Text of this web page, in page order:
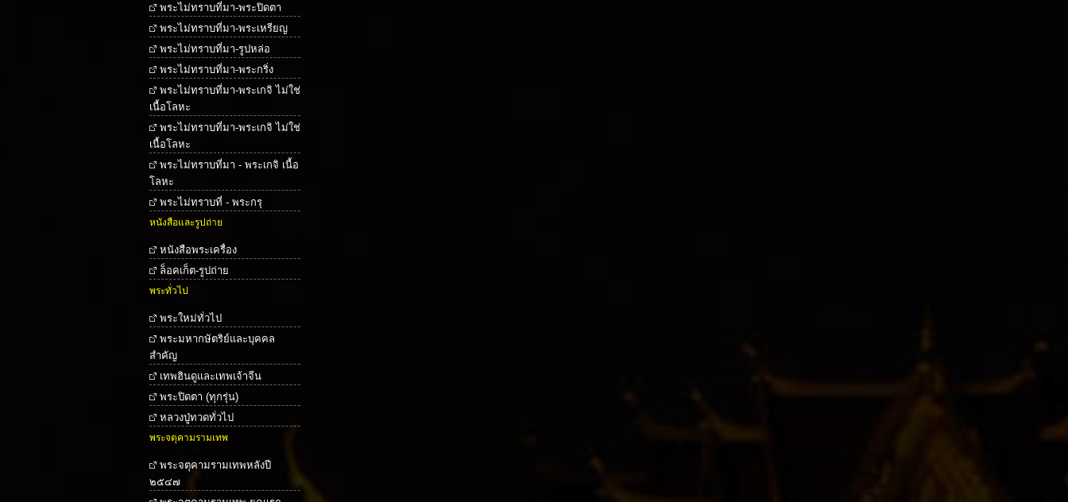
พระไม่ทราบที่มา-พระปิดตา
พระไม่ทราบที่มา-พระเหรียญ
พระไม่ทราบที่มา-รูปหล่อ
พระไม่ทราบที่มา-พระกริ่ง
พระไม่ทราบที่มา-พระเกจิ ไม่ใช่
เนื้อโลหะ
พระไม่ทราบที่มา-พระเกจิ ไม่ใช่
เนื้อโลหะ
พระไม่ทราบที่มา - พระเกจิ เนื้อ
โลหะ
พระไม่ทราบที่ - พระกรุ
หนังสือและรูปถ่าย
หนังสือพระเครื่อง
ล็อคเก็ต-รูปถ่าย
พระทั่วไป
พระใหม่ทั่วไป
พระมหากษัตริย์และบุคคล
สำคัญ
เทพฮินดูและเทพเจ้าจีน
พระปิดตา (ทุกรุ่น)
หลวงปู่ทวดทั่วไป
พระจตุคามรามเทพ
พระจตุคามรามเทพหลังปี
๒๕๔๗